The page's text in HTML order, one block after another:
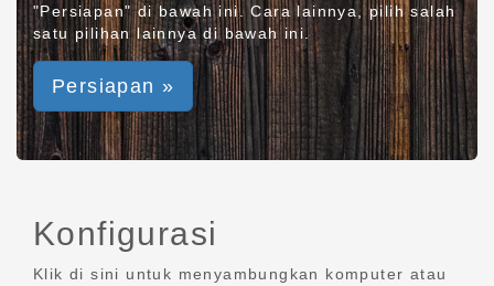
"Persiapan" di bawah ini. Cara lainnya, pilih salah
satu pilihan lainnya di bawah ini.
Persiapan »
Konfigurasi
Klik di sini untuk menyambungkan komputer atau